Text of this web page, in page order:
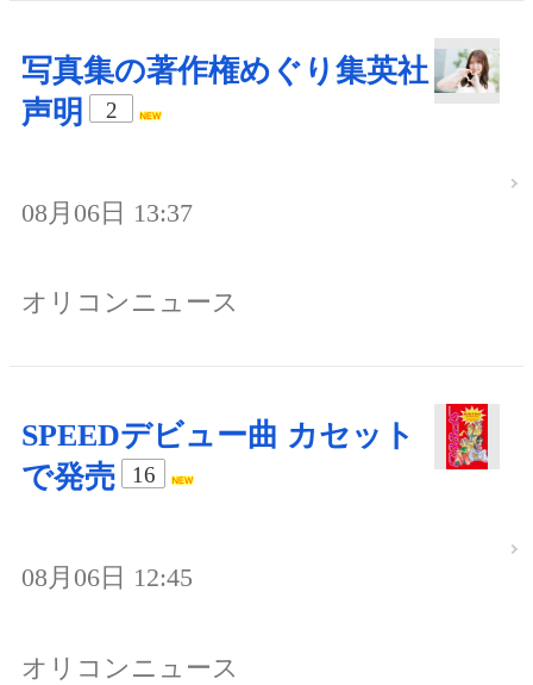
写真集の著作権めぐり集英社
声明
2
08月06日 13:37
オリコンニュース
SPEEDデビュー曲 カセット
で発売
16
08月06日 12:45
オリコンニュース